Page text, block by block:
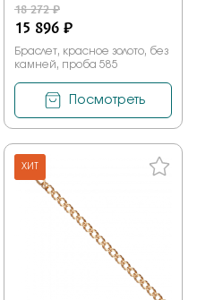
18 272 ₽
15 896 ₽
Браслет, красное золото, без
камней, проба 585
Посмотреть
ХИТ